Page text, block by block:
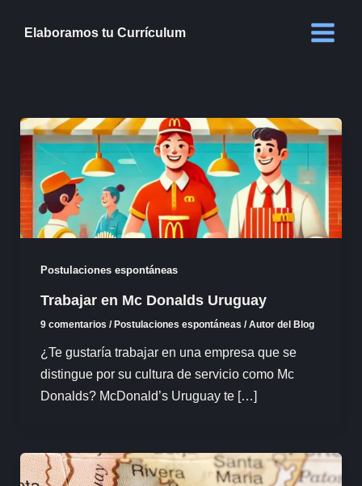
Elaboramos tu Currículum
Postulaciones espontáneas
Trabajar en Mc Donalds Uruguay
9 comentarios /Postulaciones espontáneas /Autor del Blog
¿Te gustaría trabajar en una empresa que se
distingue por su cultura de servicio como Mc
Donalds? McDonald’s Uruguay te […]